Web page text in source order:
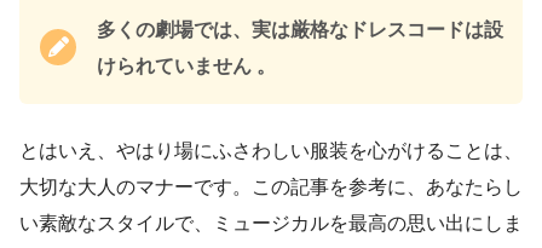
多くの劇場では、実は厳格なドレスコードは設
けられていません 。
とはいえ、やはり場にふさわしい服装を心がけることは、
大切な大人のマナーです。この記事を参考に、あなたらし
い素敵なスタイルで、ミュージカルを最高の思い出にしま